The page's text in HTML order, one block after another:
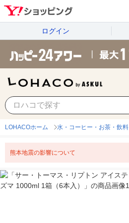
ログイン
LOHACOホーム 水・コーヒー・お茶・飲料
熊本地震の影響について